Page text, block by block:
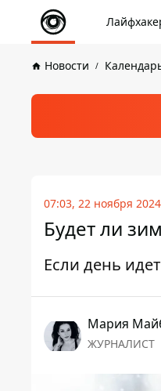
Новости
07:03, 22 ноября 2024
Будет ли
Если день
Мария
ЖУРНАЛИСТ